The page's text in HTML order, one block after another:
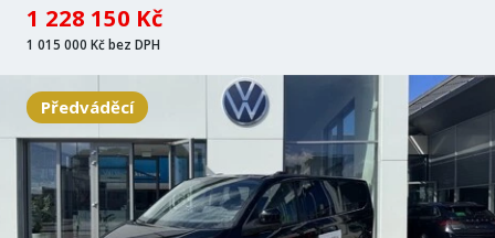
1 228 150 Kč
1 015 000 Kč bez DPH
Předváděcí